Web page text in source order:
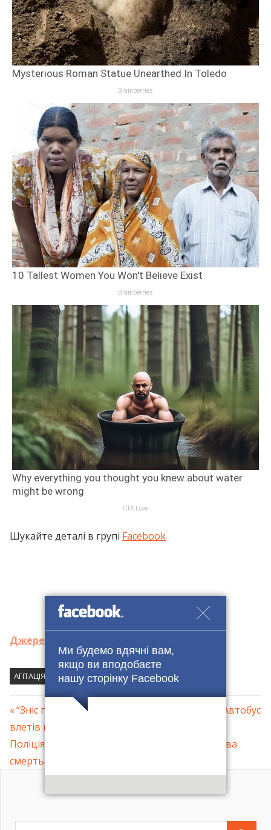
Ми будемо вдячні вам,
якщо ви вподобаєте
нашу сторінку Facebook
Шукайте деталі в групі Facebook
Джерело -
АГІТАЦІЯ ВИБОРИ ДЕЛЯТИН ПРИКАРПАТТЯ
Навігація
записів
Previous
Post:
“Зніс групу людей, багато постраждалих…”: Автобус
влетів в підземний перехід
Next
Post:
Поліція відмовилась від коментарів: Загадкова
смерть у київському метро